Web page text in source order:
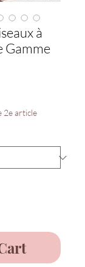
à
Gamme
2e article